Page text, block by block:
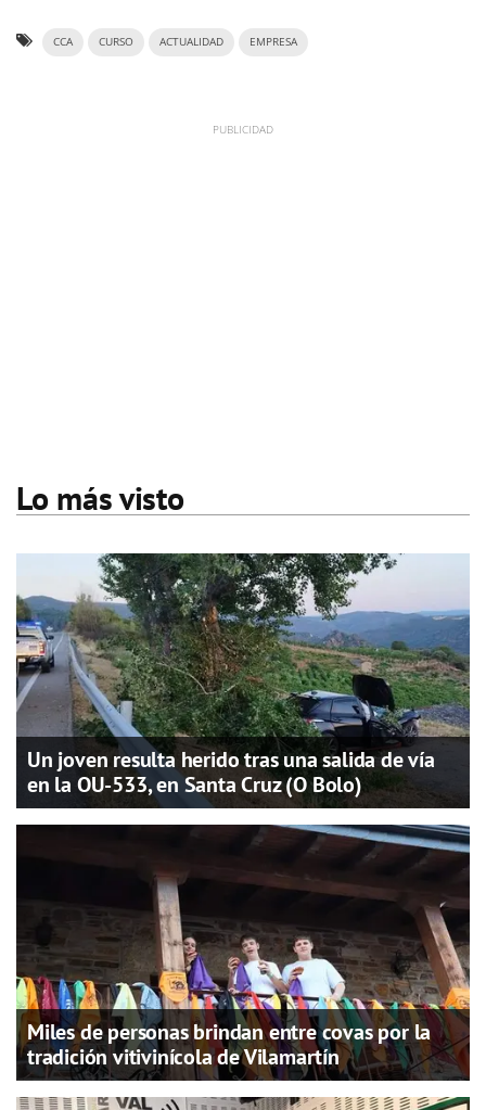
CCA CURSO ACTUALIDAD EMPRESA
Lo más visto
Un joven resulta herido tras una salida de vía
en la OU-533, en Santa Cruz (O Bolo)
Miles de personas brindan entre covas por la
tradición vitivinícola de Vilamartín